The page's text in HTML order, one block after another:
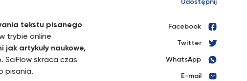
tekstu pisanego
trybie online
artykuły naukowe,
. SciFlow skraca czas
pisania.
Udostępnij
Facebook
Twitter
WhatsApp
E-mail